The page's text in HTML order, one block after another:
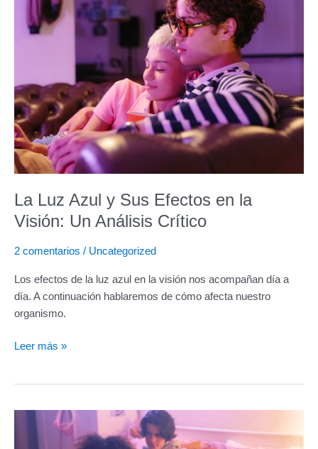
La Luz Azul y Sus Efectos en la
Visión: Un Análisis Crítico
2 comentarios / Uncategorized
Los efectos de la luz azul en la visión nos acompañan día a
día. A continuación hablaremos de cómo afecta nuestro
organismo.
Azul
en
la
Visión:
Un
Análisis
Crítico
Leer más »
Cromoterapia:
Fundamentos